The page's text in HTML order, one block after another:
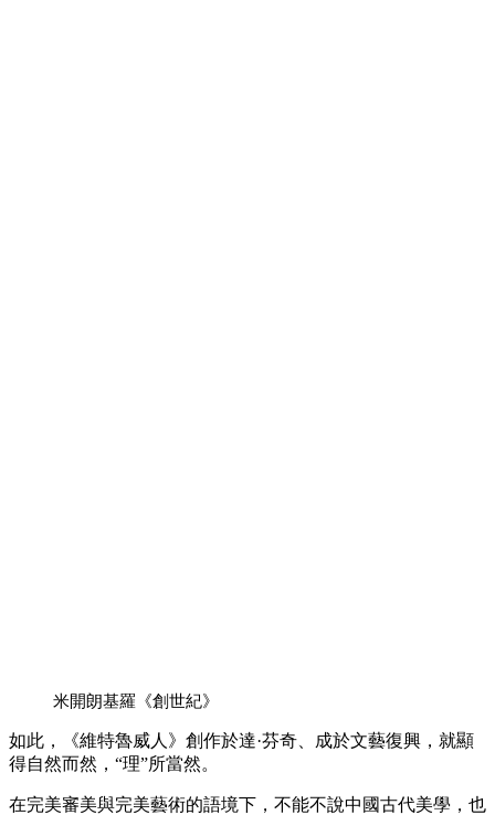
米開朗基羅《創世紀》
如此，《維特魯威人》創作於達·芬奇、成於文藝復興，就顯
得自然而然，“理”所當然。
在完美審美與完美藝術的語境下，不能不說中國古代美學，也